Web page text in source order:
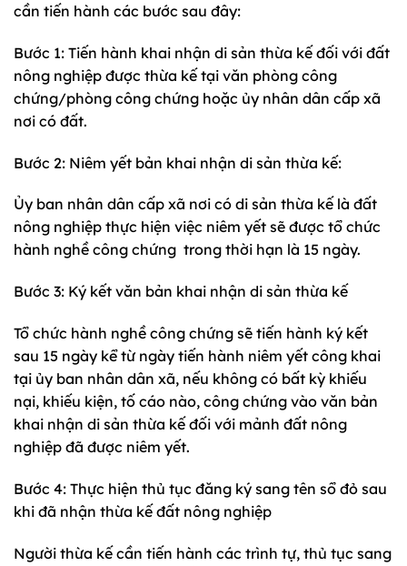
cần tiến hành các bước sau đây:
Bước 1: Tiến hành khai nhận di sản thừa kế đối với đất
nông nghiệp được thừa kế tại văn phòng công
chứng/phòng công chứng hoặc ủy nhân dân cấp xã
nơi có đất.
Bước 2: Niêm yết bản khai nhận di sản thừa kế:
Ủy ban nhân dân cấp xã nơi có di sản thừa kế là đất
nông nghiệp thực hiện việc niêm yết sẽ được tổ chức
hành nghề công chứng trong thời hạn là 15 ngày.
Bước 3: Ký kết văn bản khai nhận di sản thừa kế
Tổ chức hành nghề công chứng sẽ tiến hành ký kết
sau 15 ngày kể từ ngày tiến hành niêm yết công khai
tại ủy ban nhân dân xã, nếu không có bất kỳ khiếu
nại, khiếu kiện, tố cáo nào, công chứng vào văn bản
khai nhận di sản thừa kế đối với mảnh đất nông
nghiệp đã được niêm yết.
Bước 4: Thực hiện thủ tục đăng ký sang tên sổ đỏ sau
khi đã nhận thừa kế đất nông nghiệp
Người thừa kế cần tiến hành các trình tự, thủ tục sang